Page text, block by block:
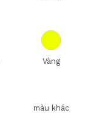
Vàng
màu khác